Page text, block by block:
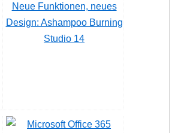
Neue Funktionen, neues
Design: Ashampoo Burning
Studio 14